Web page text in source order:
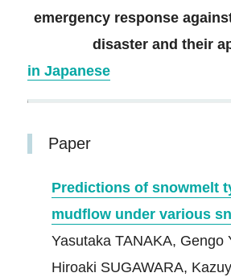
emergency response
disaster and their
in Japanese
Paper
Predictions of snowmelt
mudflow under various
Yasutaka TANAKA, Gengo
Hiroaki SUGAWARA,